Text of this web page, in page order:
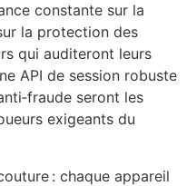
constante sur la
la protection des
qui auditeront leurs
API de session robuste
seront les
exigeants du
: chaque appareil